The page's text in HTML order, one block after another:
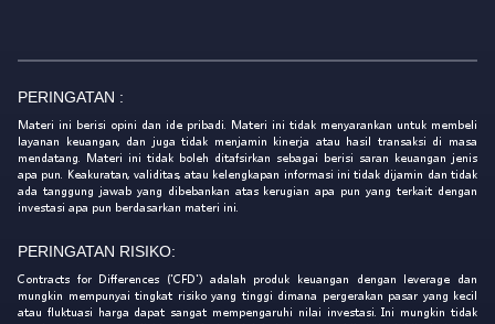
PERINGATAN :
Materi ini berisi opini dan ide pribadi. Materi ini tidak menyarankan untuk membeli
layanan keuangan, dan juga tidak menjamin kinerja atau hasil transaksi di masa
mendatang. Materi ini tidak boleh ditafsirkan sebagai berisi saran keuangan jenis
apa pun. Keakuratan, validitas, atau kelengkapan informasi ini tidak dijamin dan tidak
ada tanggung jawab yang dibebankan atas kerugian apa pun yang terkait dengan
investasi apa pun berdasarkan materi ini.
PERINGATAN RISIKO:
Contracts for Differences ('CFD') adalah produk keuangan dengan leverage dan
mungkin mempunyai tingkat risiko yang tinggi dimana pergerakan pasar yang kecil
atau fluktuasi harga dapat sangat mempengaruhi nilai investasi. Ini mungkin tidak